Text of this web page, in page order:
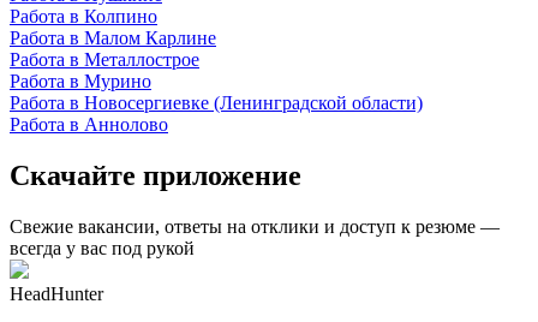
Работа в Колпино
Работа в Малом Карлине
Работа в Металлострое
Работа в Мурино
Работа в Новосергиевке (Ленинградской области)
Работа в Аннолово
Скачайте приложение
Свежие вакансии, ответы на отклики и доступ к резюме —
всегда у вас под рукой
HeadHunter